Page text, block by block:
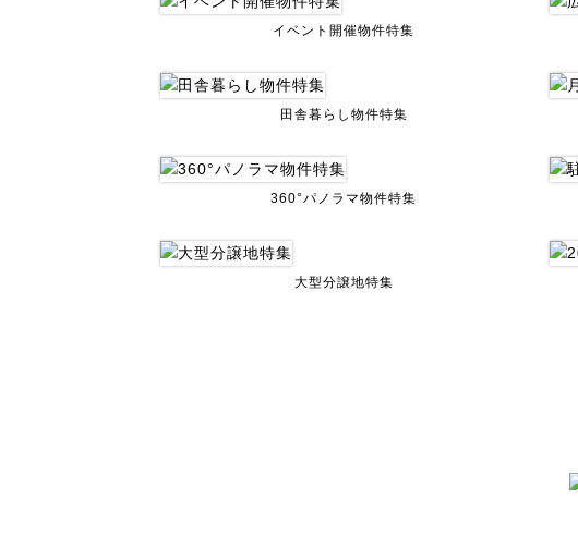
イベント開催物件特集
田舎暮らし物件特集
360°パノラマ物件特集
大型分譲地特集